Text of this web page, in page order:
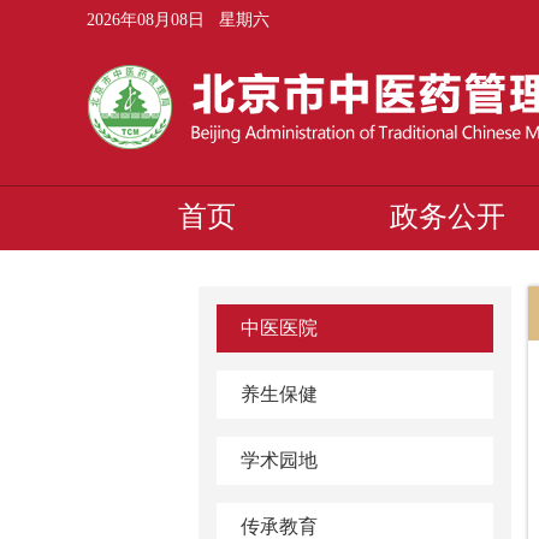
2026年08月08日 星期六
首页 政务公开
中医医院
养生保健
学术园地
传承教育